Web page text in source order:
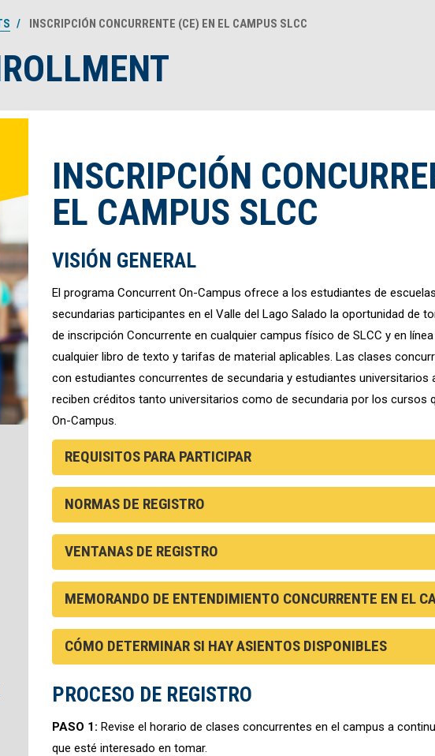
INSCRIPCIÓN CONCURRENTE (CE) EN EL CAMPUS SLCC
INSCRIPCIÓN
EL CAMPUS SLCC
VISIÓN GENERAL
El programa Concurrent On-Campus ofrece a los estudiantes de
secundarias participantes en el Valle del Lago Salado la oportunidad de
de inscripción Concurrente en cualquier campus físico de SLCC y en
cualquier libro de texto y tarifas de material aplicables. Las clases
con estudiantes concurrentes de secundaria y estudiantes universitarios
reciben créditos tanto universitarios como de secundaria por los cursos
On-Campus.
REQUISITOS PARA PARTICIPAR
NORMAS DE REGISTRO
VENTANAS DE REGISTRO
MEMORANDO DE ENTENDIMIENTO CONCURRENTE EN EL
CÓMO DETERMINAR SI HAY ASIENTOS DISPONIBLES
PROCESO DE REGISTRO
PASO 1: Revise el horario de clases concurrentes en el campus a
que esté interesado en tomar.